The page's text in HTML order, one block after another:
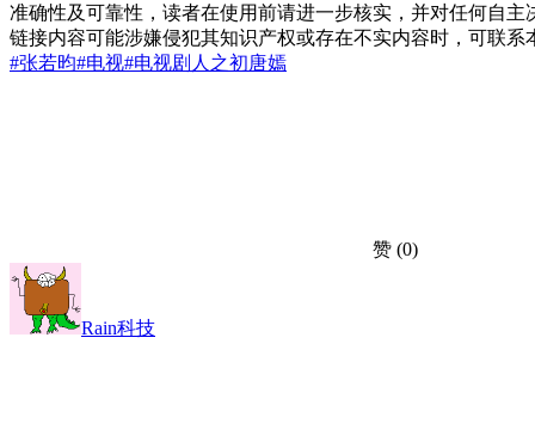
准确性及可靠性，读者在使用前请进一步核实，并对任何自
链接内容可能涉嫌侵犯其知识产权或存在不实内容时，可联系
#张若昀#电视#电视剧 人之初唐嫣
赞 (0)
Rain科技